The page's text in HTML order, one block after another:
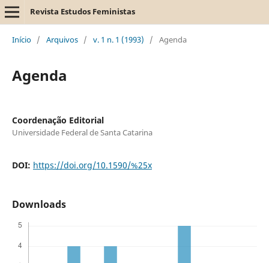
Revista Estudos Feministas
Início / Arquivos / v. 1 n. 1 (1993) / Agenda
Agenda
Coordenação Editorial
Universidade Federal de Santa Catarina
DOI: https://doi.org/10.1590/%25x
Downloads